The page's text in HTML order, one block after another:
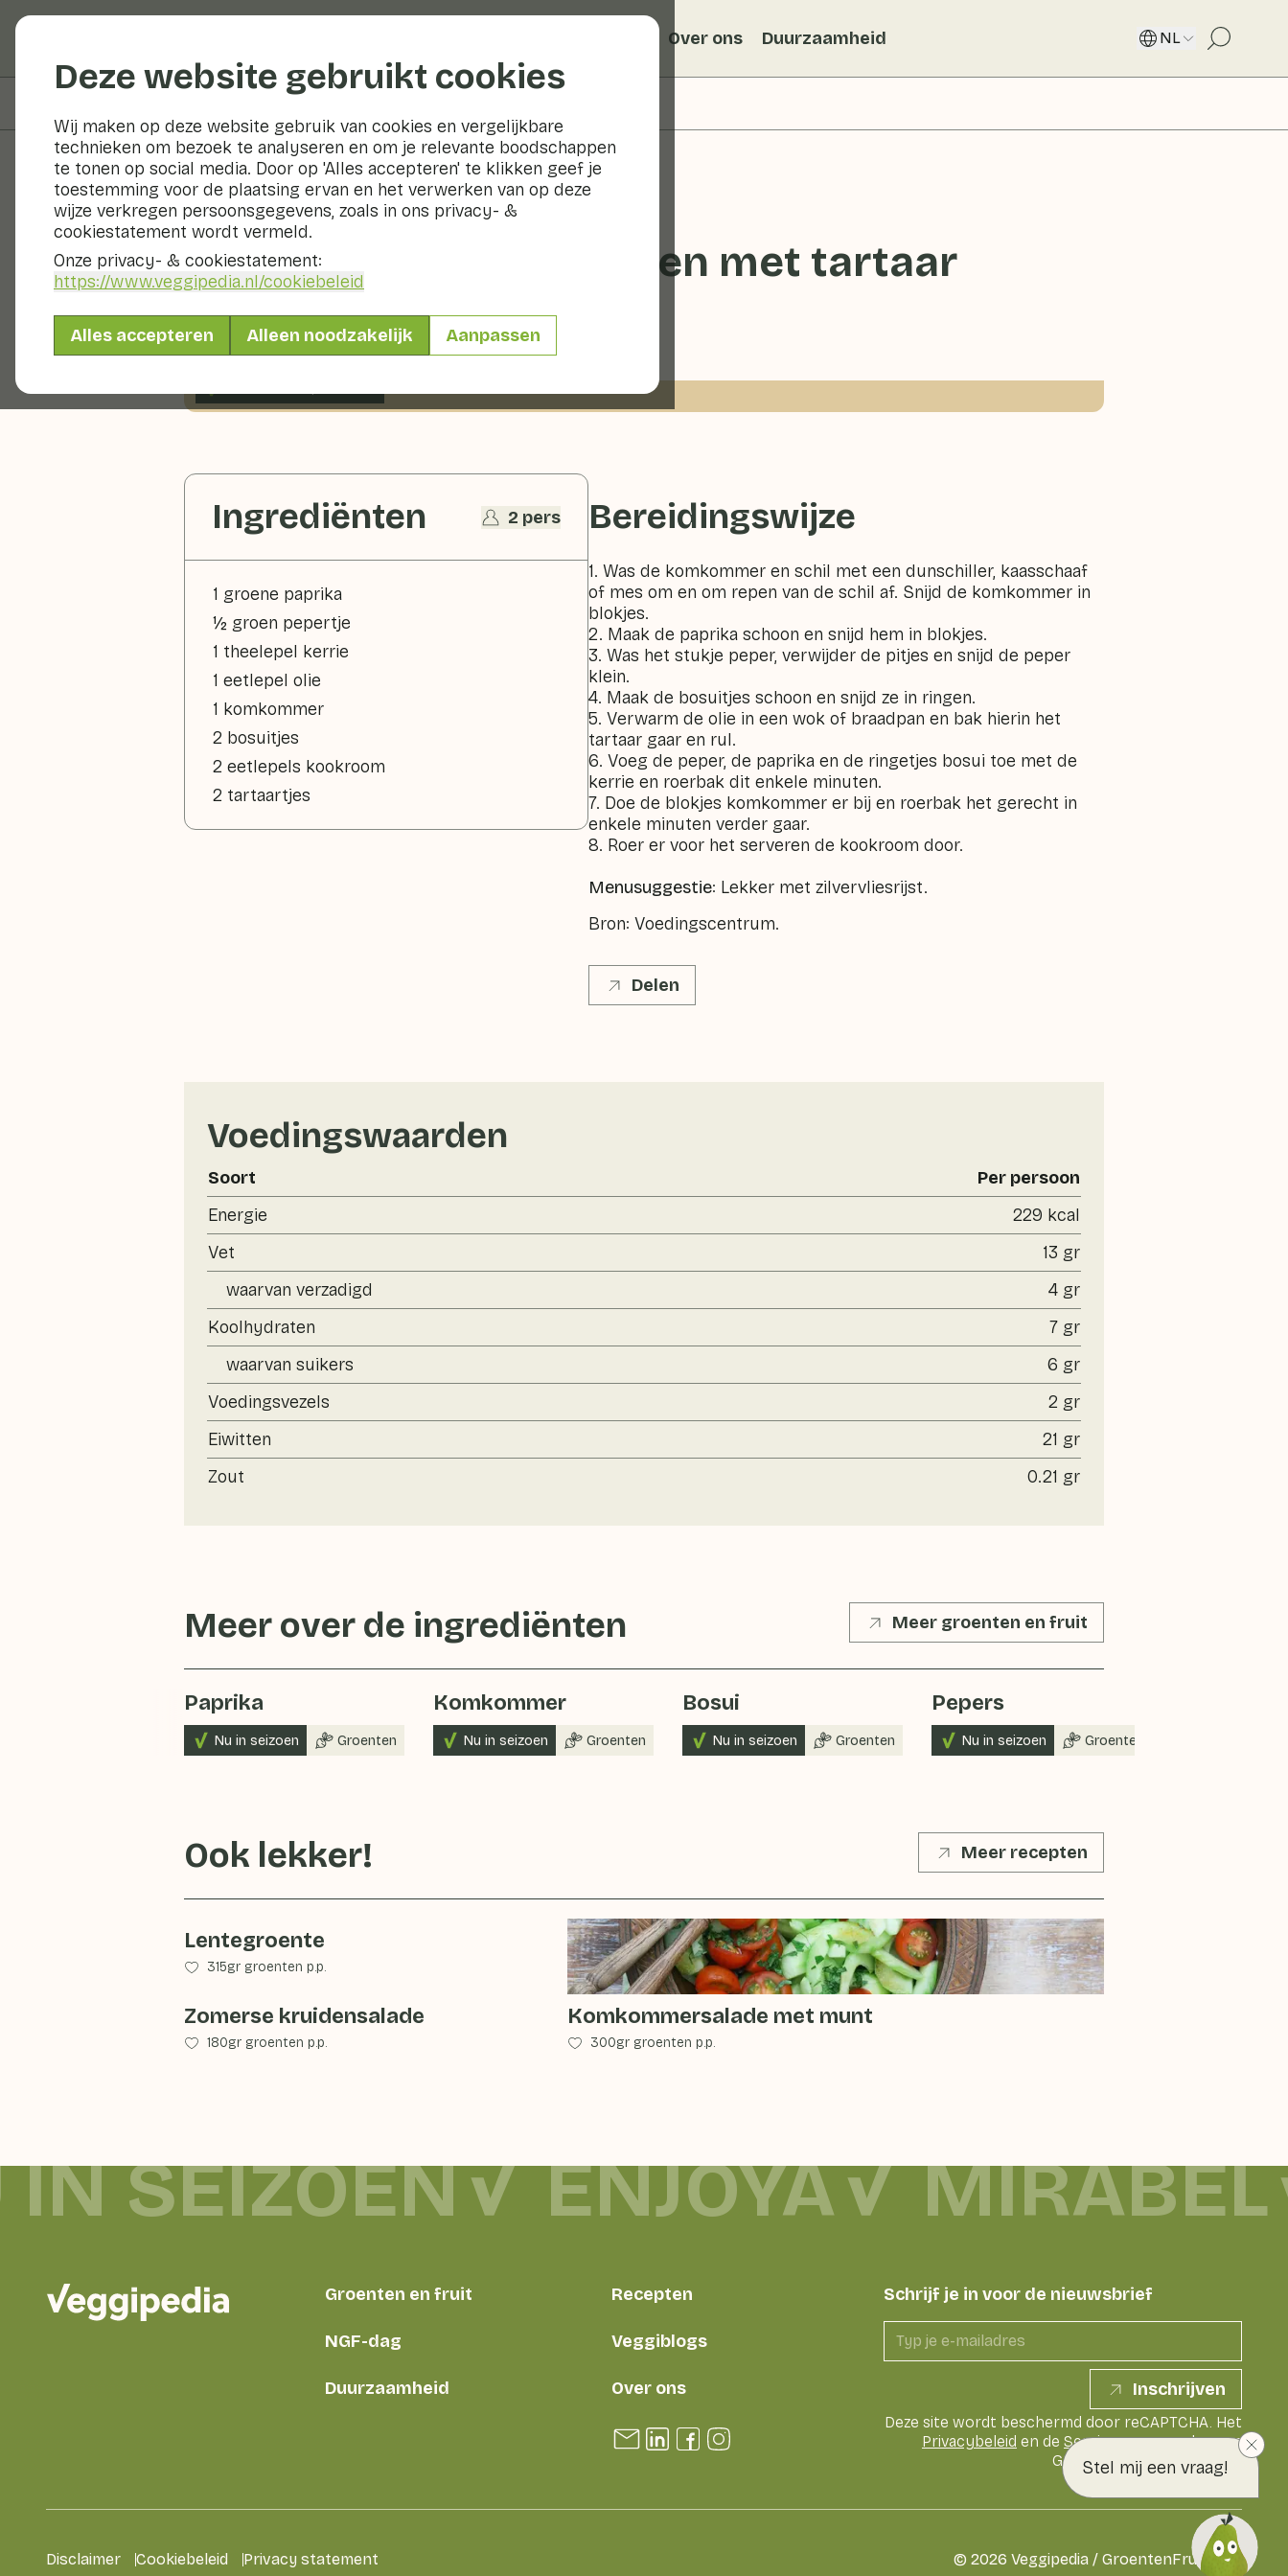
Stel mij een vraag!
Deze website gebruikt cookies
Wij maken op deze website gebruik van cookies en vergelijkbare
technieken om bezoek te analyseren en om je relevante boodschappen
te tonen op social media. Door op 'Alles accepteren' te klikken geef je
toestemming voor de plaatsing ervan en het verwerken van op deze
wijze verkregen persoonsgegevens, zoals in ons privacy- &
cookiestatement wordt vermeld.
Onze privacy- & cookiestatement:
https://www.veggipedia.nl/cookiebeleid
Alles accepteren Alleen noodzakelijk Aanpassen
Over ons Duurzaamheid NL
Recepten
Komkommer in het groen met tartaar
Hoofdgerecht 2 pers 10 - 20 min
295gr groenten p.p.
Ingrediënten 2 pers
1 groene paprika
½ groen pepertje
1 theelepel kerrie
1 eetlepel olie
1 komkommer
2 bosuitjes
2 eetlepels kookroom
2 tartaartjes
Bereidingswijze
1. Was de komkommer en schil met een dunschiller, kaasschaaf
of mes om en om repen van de schil af. Snijd de komkommer in
blokjes.
2. Maak de paprika schoon en snijd hem in blokjes.
3. Was het stukje peper, verwijder de pitjes en snijd de peper
klein.
4. Maak de bosuitjes schoon en snijd ze in ringen.
5. Verwarm de olie in een wok of braadpan en bak hierin het
tartaar gaar en rul.
6. Voeg de peper, de paprika en de ringetjes bosui toe met de
kerrie en roerbak dit enkele minuten.
7. Doe de blokjes komkommer er bij en roerbak het gerecht in
enkele minuten verder gaar.
8. Roer er voor het serveren de kookroom door.
Menusuggestie: Lekker met zilvervliesrijst.
Bron: Voedingscentrum.
Delen
Voedingswaarden
Soort
Per persoon
Energie
229 kcal
Vet
13 gr
waarvan verzadigd
4 gr
Koolhydraten
7 gr
waarvan suikers
6 gr
Voedingsvezels
2 gr
Eiwitten
21 gr
Zout
0.21 gr
Meer over de ingrediënten Meer groenten en fruit
Paprika
Nu in seizoen Groenten
Komkommer
Nu in seizoen Groenten
Bosui
Nu in seizoen Groenten
Pepers
Nu in seizoen Groenten
Ook lekker! Meer recepten
Lentegroente
315gr groenten p.p.
Zomerse kruidensalade
180gr groenten p.p.
Komkommersalade met munt
300gr groenten p.p.
SEIZOEN ENJOYA MIRABEL
Groenten en fruit Recepten
NGF-dag Veggiblogs
Duurzaamheid Over ons
Schrijf je in voor de nieuwsbrief
Inschrijven
Deze site wordt beschermd door reCAPTCHA. Het
Privacybeleid en de Servicevoorwaardenvan
Google zijn van toepassing
Disclaimer Cookiebeleid Privacy statement © 2026 Veggipedia / GroentenFruit Huis